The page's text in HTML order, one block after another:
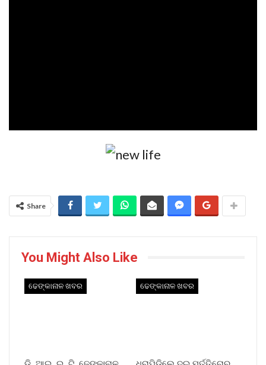
Share
You Might Also Like
ଢେଙ୍କାନାଳ ଖବର ଢେଙ୍କାନାଳ ଖବର